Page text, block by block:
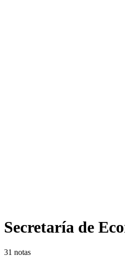
Secretaría de
31 notas